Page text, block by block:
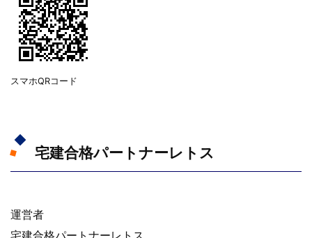
スマホQRコード
宅建合格パートナーレトス
運営者